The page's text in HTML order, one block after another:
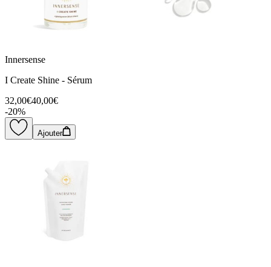
Innersense
I Create Shine - Sérum
32,00€40,00€
-20%
Ajouter